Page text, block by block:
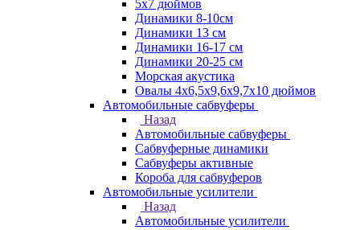
5x7 дюймов
Динамики 8-10см
Динамики 13 см
Динамики 16-17 см
Динамики 20-25 см
Морская акустика
Овалы 4х6,5х9,6x9,7х10 дюймов
Автомобильные сабвуферы
Назад
Автомобильные сабвуферы
Сабвуферные динамики
Сабвуферы активные
Короба для сабвуферов
Автомобильные усилители
Назад
Автомобильные усилители